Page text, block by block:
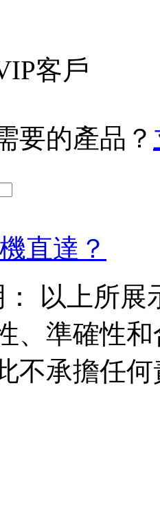
客戶
要的產品？
直達？
以上所展
、準確性
不承擔任何